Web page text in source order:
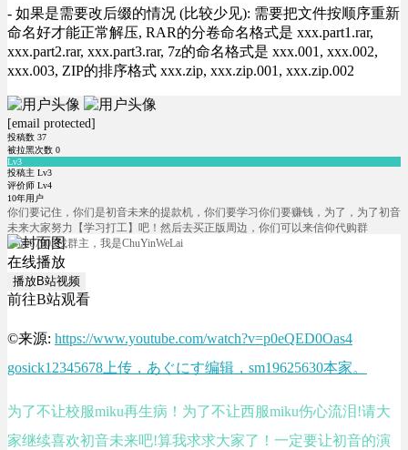
- 如果是需要改后缀的情况 (比较少见): 需要把文件按顺序重新
命名好才能正常解压, RAR的分卷命名格式是 xxx.part1.rar,
xxx.part2.rar, xxx.part3.rar, 7z的命名格式是 xxx.001, xxx.002,
xxx.003, ZIP的排序格式 xxx.zip, xxx.zip.001, xxx.zip.002
[email protected]
投稿数 37
被拉黑次数 0
Lv3
投稿主 Lv3
评价师 Lv4
10年用户
你们要记住，你们是初音未来的提款机，你们要学习你们要赚钱，为了，为了初音
未来大家努力【学习打工】吧！然后去买正版周边，你们可以来信仰代购群
566067905找群主，我是ChuYinWeLai
在线播放
播放B站视频
前往B站观看
©来源: https://www.youtube.com/watch?v=p0eQED0Oas4
gosick12345678上传，あぐにす编辑，sm19625630本家。
为了不让校服miku再生病！为了不让西服miku伤心流泪!请大
家继续喜欢初音未来吧!算我求求大家了！一定要让初音的演